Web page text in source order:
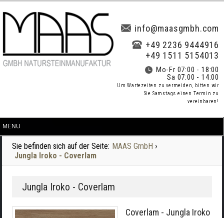
info@maasgmbh.com
+49 2236 9444916
+49 1511 5154013
Mo-Fr 07:00 - 18:00
Sa 07:00 - 14:00
Um Wartezeiten zu vermeiden, bitten wir
Sie Samstags einen Termin zu
vereinbaren!
Sie befinden sich auf der Seite: MAAS GmbH ›
Jungla Iroko - Coverlam
Jungla Iroko - Coverlam
Coverlam - Jungla Iroko